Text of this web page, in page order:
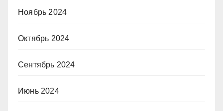
Ноябрь 2024
Октябрь 2024
Сентябрь 2024
Июнь 2024